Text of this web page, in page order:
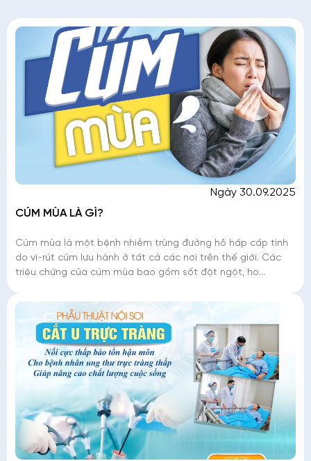
Ngày 30.09.2025
CÚM MÙA LÀ GÌ?
Cúm mùa là một bệnh nhiễm trùng đường hô hấp cấp tính
do vi-rút cúm lưu hành ở tất cả các nơi trên thế giới. Các
triệu chứng của cúm mùa bao gồm sốt đột ngột, ho